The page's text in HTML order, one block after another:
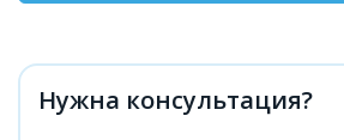
Нужна консультация?